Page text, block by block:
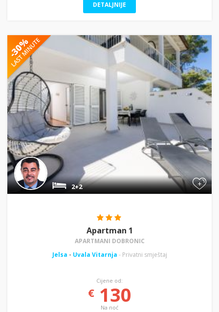
DETALJNIJE
+
2+2
Apartman 1
APARTMANI DOBRONIC
Jelsa - Uvala Vitarnja - Privatni smještaj
Cijene od:
€130
Na noć